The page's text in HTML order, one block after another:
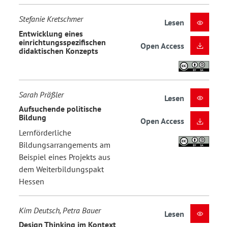
Stefanie Kretschmer
Entwicklung eines
einrichtungsspezifischen
didaktischen Konzepts
Lesen
Open Access
Sarah Präßler
Aufsuchende politische
Bildung
Lernförderliche
Bildungsarrangements am
Beispiel eines Projekts aus
dem Weiterbildungspakt
Hessen
Lesen
Open Access
Kim Deutsch, Petra Bauer
Design Thinking im Kontext
Lesen